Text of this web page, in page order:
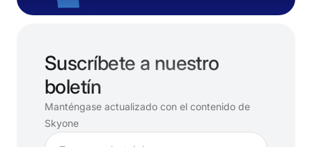
Suscríbete a nuestro
boletín
Manténgase actualizado con el contenido de
Skyone